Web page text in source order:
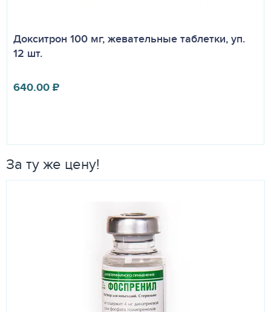
Докситрон 100 мг, жевательные таблетки, уп.
12 шт.
640.00₽
За ту же цену!